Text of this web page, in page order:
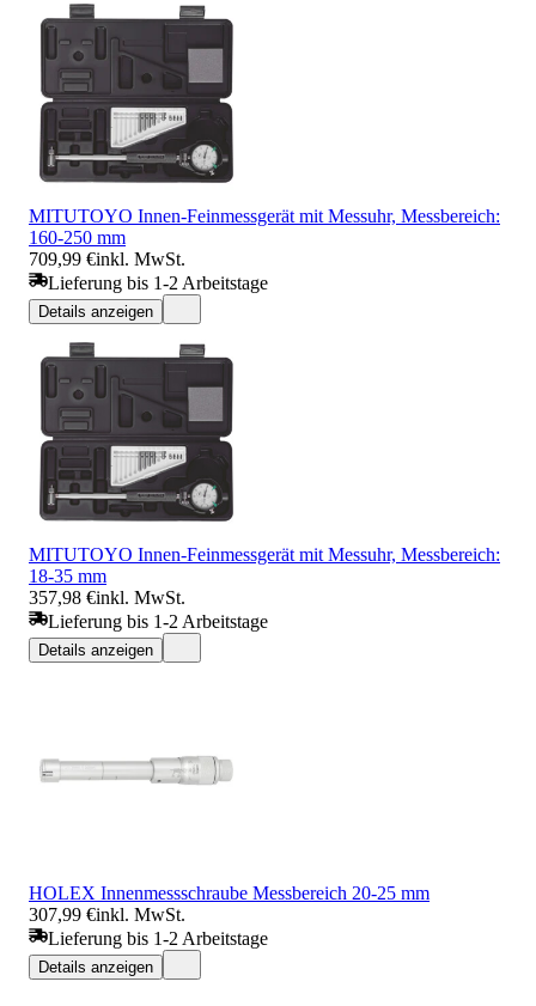
MITUTOYO Innen-Feinmessgerät mit Messuhr, Messbereich:
160-250 mm
709,99 €inkl. MwSt.
Lieferung bis 1-2 Arbeitstage
Details anzeigen
MITUTOYO Innen-Feinmessgerät mit Messuhr, Messbereich:
18-35 mm
357,98 €inkl. MwSt.
Lieferung bis 1-2 Arbeitstage
Details anzeigen
HOLEX Innenmessschraube Messbereich 20-25 mm
307,99 €inkl. MwSt.
Lieferung bis 1-2 Arbeitstage
Details anzeigen